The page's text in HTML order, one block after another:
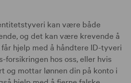
kan være både
og det kan være krevende å
hjelp med å håndtere ID-tyveri
forsikringen hos oss, eller hvis
og mottar lønnen din på konto i